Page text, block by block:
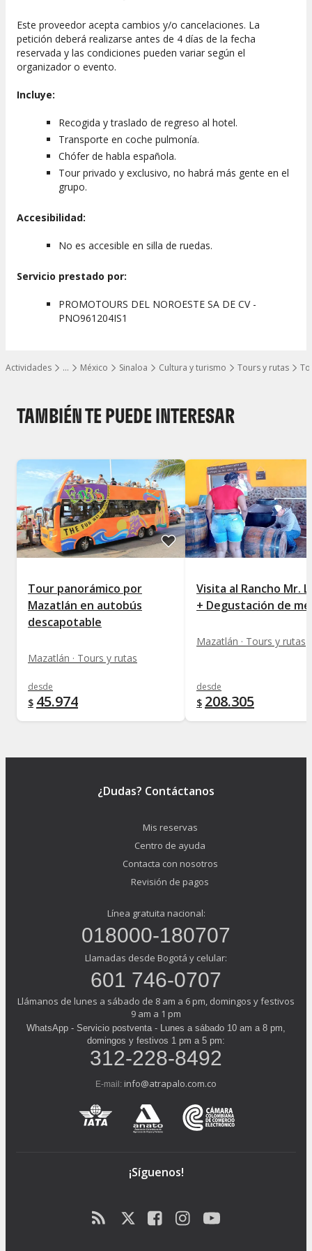
…
Mostrar todos los niveles
Actividades México Sinaloa Cultura y turismo Tours y rutas
Este proveedor acepta cambios y/o cancelaciones. La
petición deberá realizarse antes de 4 días de la fecha
reservada y las condiciones pueden variar según el
organizador o evento.
Incluye:
Recogida y traslado de regreso al hotel.
Transporte en coche pulmonía.
Chófer de habla española.
Tour privado y exclusivo, no habrá más gente en el
grupo.
Accesibilidad:
No es accesible en silla de ruedas.
Servicio prestado por:
PROMOTOURS DEL NOROESTE SA DE CV -
PNO961204IS1
TAMBIÉN TE PUEDE INTERESAR
Tour panorámico por
Mazatlán en autobús
descapotable
Mazatlán · Tours y rutas
desde
$ 45.974
Visita al Rancho Mr.
+ Degustación de
Mazatlán · Tours y rutas
desde
$ 208.305
¿Dudas? Contáctanos
Mis reservas
Centro de ayuda
Contacta con nosotros
Revisión de pagos
Línea gratuita nacional:
018000-180707
Llamadas desde Bogotá y celular:
601 746-0707
Llámanos de lunes a sábado de 8 am a 6 pm, domingos y festivos
9 am a 1 pm
WhatsApp - Servicio postventa - Lunes a sábado 10 am a 8 pm,
domingos y festivos 1 pm a 5 pm:
312-228-8492
E-mail: info@atrapalo.com.co
¡Síguenos!